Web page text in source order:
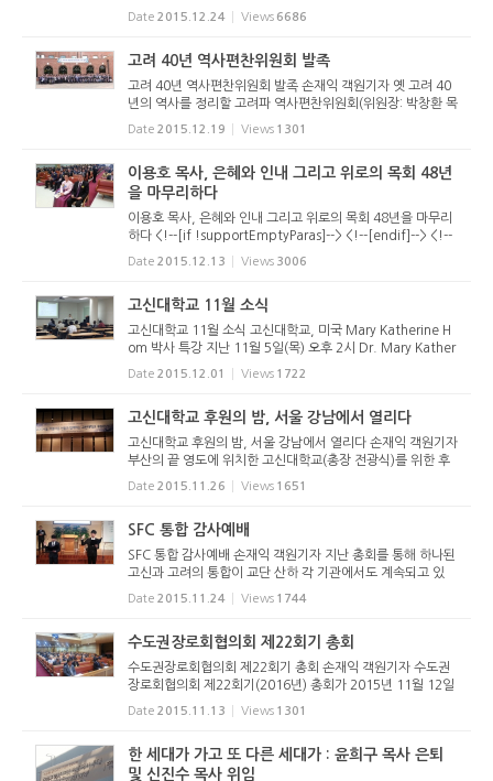
다. 그 중에 하나가 바로 ‘거주 비용’에 대한 부담이다. 서울지
역의 아파트 평균 전세가격이 3억이다. 서울지역 대학가 주변
Date 2015.12.24 Views 6686
고려 40년 역사편찬위원회 발족
고려 40년 역사편찬위원회 발족 손재익 객원기자 옛 고려 40
년의 역사를 정리할 고려파 역사편찬위원회(위원장: 박창환 목
사)가 발족했다. 통합후속추진위원회(위원장: 원현호 목사)는
지난 2015년 11월 26일 고려신학교 회의실에서 제7차 회의
Date 2015.12.19 Views 1301
이용호 목사, 은혜와 인내 그리고 위로의 목회 48년
을 마무리하다
이용호 목사, 은혜와 인내 그리고 위로의 목회 48년을 마무리
하다 <!--[if !supportEmptyParas]--> <!--[endif]--> <!--
[if !supportEmptyParas]--> <!--[endif]--> 손재익 객원기
자 <!--[if !supportEmptyParas]--> <!--[endif]--> <!--[if
Date 2015.12.13 Views 3006
고신대학교 11월 소식
고신대학교 11월 소식 고신대학교, 미국 Mary Katherine H
om 박사 특강 지난 11월 5일(목) 오후 2시 Dr. Mary Kather
ine Hom(미국 (전)Ambrose Seminary 교수)가 고신대학교
(총장 전광식)를 방문하여 선교목회대학원(목회학전공)에 재
Date 2015.12.01 Views 1722
고신대학교 후원의 밤, 서울 강남에서 열리다
고신대학교 후원의 밤, 서울 강남에서 열리다 손재익 객원기자
부산의 끝 영도에 위치한 고신대학교(총장 전광식)를 위한 후
원의 밤이 서울특별시 강남구 삼성동에 위치한 그랜드 인터컨
티넨탈호텔 서울 파르나스 그랜드볼룸에서 2015년 11월 24
Date 2015.11.26 Views 1651
SFC 통합 감사예배
SFC 통합 감사예배 손재익 객원기자 지난 총회를 통해 하나된
고신과 고려의 통합이 교단 산하 각 기관에서도 계속되고 있
다. 그 일환으로 2015년 11월 21일(토) 오전 11시 서울영동
교회당(담임 정현구 목사)에서는 SFC 통합 감사예배가 운동
Date 2015.11.24 Views 1744
수도권장로회협의회 제22회기 총회
수도권장로회협의회 제22회기 총회 손재익 객원기자 수도권
장로회협의회 제22회기(2016년) 총회가 2015년 11월 12일
(목) 오후 7시 서울영천교회당(이용호 목사 시무)에서 열렸다.
수도권장로회협의회는 수도권에 위치하고 있는 8개 노회(경
Date 2015.11.13 Views 1301
한 세대가 가고 또 다른 세대가 : 윤희구 목사 은퇴
및 신진수 목사 위임